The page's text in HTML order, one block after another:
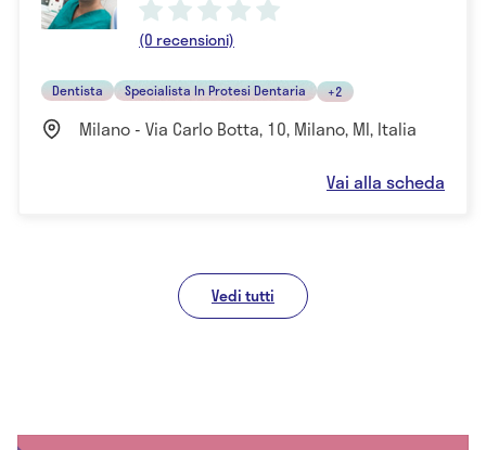
(0 recensioni)
Dentista Specialista In Protesi Dentaria +2
Milano - Via Carlo Botta, 10, Milano, MI, Italia
Vai alla scheda
Vedi tutti